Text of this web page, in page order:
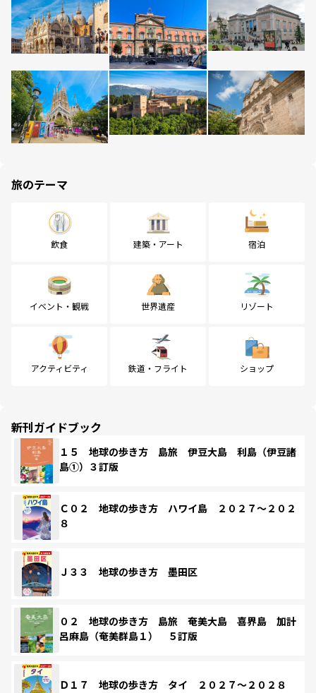
旅のテーマ
飲食 建築・アート 宿泊
イベント・観戦 世界遺産 リゾート
アクティビティ 鉄道・フライト ショップ
新刊ガイドブック
１５ 地球の歩き方 島旅 伊豆大島 利島（伊豆諸
島①）３訂版
Ｃ０２ 地球の歩き方 ハワイ島 ２０２７～２０２
８
Ｊ３３ 地球の歩き方 墨田区
０２ 地球の歩き方 島旅 奄美大島 喜界島 加計
呂麻島（奄美群島１） ５訂版
Ｄ１７ 地球の歩き方 タイ ２０２７～２０２８